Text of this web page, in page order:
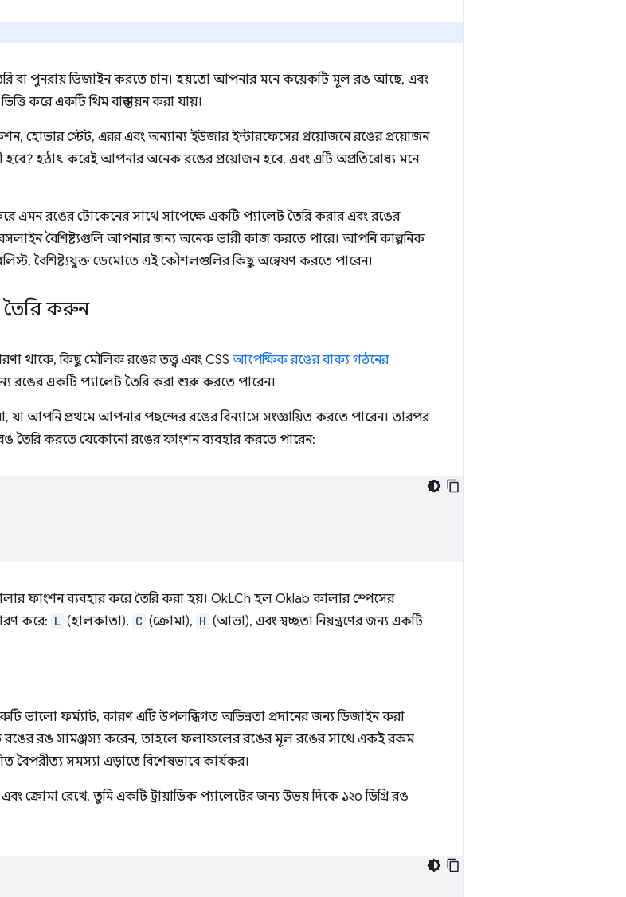
বা পুনরায় ডিজাইন করতে চান। হয়তো আপনার মনে কয়েকটি মূল রঙ আছে, এবং
করে একটি থিম বাস্তবায়ন করা যায়।
হোভার স্টেট, এরর এবং অন্যান্য ইউজার ইন্টারফেসের প্রয়োজনে রঙের প্রয়োজন
হবে? হঠাৎ করেই আপনার অনেক রঙের প্রয়োজন হবে, এবং এটি অপ্রতিরোধ্য মনে
রঙের টোকেনের সাথে সাপেক্ষে একটি প্যালেট তৈরি করার এবং রঙের
বৈশিষ্ট্যগুলি আপনার জন্য অনেক ভারী কাজ করতে পারে। আপনি কাল্পনিক
বৈশিষ্ট্যযুক্ত ডেমোতে এই কৌশলগুলির কিছু অন্বেষণ করতে পারেন।
তৈরি করুন
থাকে, কিছু মৌলিক রঙের তত্ত্ব এবং CSS আপেক্ষিক রঙের বাক্য গঠনের
রঙের একটি প্যালেট তৈরি করা শুরু করতে পারেন।
আপনি প্রথমে আপনার পছন্দের রঙের বিন্যাসে সংজ্ঞায়িত করতে পারেন। তারপর
তৈরি করতে যেকোনো রঙের ফাংশন ব্যবহার করতে পারেন:
ফাংশন ব্যবহার করে তৈরি করা হয়। OkLCh হল Oklab কালার স্পেসের
করে: L (হালকাতা), C (ক্রোমা), H (আভা), এবং স্বচ্ছতা নিয়ন্ত্রণের জন্য একটি
ভালো ফর্ম্যাট, কারণ এটি উপলব্ধিগত অভিন্নতা প্রদানের জন্য ডিজাইন করা
রঙের রঙ সামঞ্জস্য করেন, তাহলে ফলাফলের রঙের মূল রঙের সাথে একই রকম
বৈপরীত্য সমস্যা এড়াতে বিশেষভাবে কার্যকর।
ক্রোমা রেখে, তুমি একটি ট্রায়াডিক প্যালেটের জন্য উভয় দিকে ১২০ ডিগ্রি রঙ